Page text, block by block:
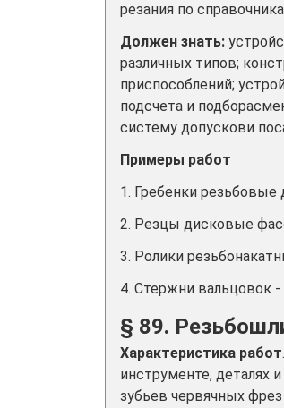
резания по
Должен знать:
различных типов;
приспособлений;
подсчета и
систему допускови
Примеры работ
1. Гребенки
2. Резцы дисковые
3. Ролики
4. Стержни вальцовок
§ 89.
Характеристика работ
инструменте, деталях
зубьев червячных